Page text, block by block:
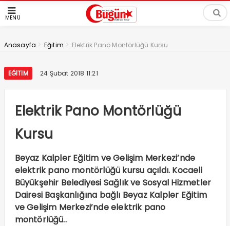
MENÜ
Anasayfa > Eğitim > Elektrik Pano Montörlüğü Kursu
EĞITIM 24 Şubat 2018 11:21
Elektrik Pano Montörlüğü
Kursu
Beyaz Kalpler Eğitim ve Gelişim Merkezi’nde
elektrik pano montörlüğü kursu açıldı. Kocaeli
Büyükşehir Belediyesi Sağlık ve Sosyal Hizmetler
Dairesi Başkanlığına bağlı Beyaz Kalpler Eğitim
ve Gelişim Merkezi’nde elektrik pano
montörlüğü..